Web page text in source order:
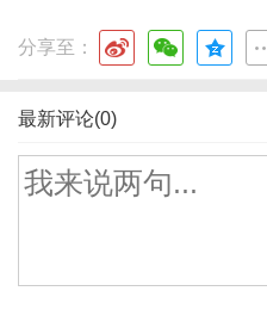
分享至：
最新评论(0)